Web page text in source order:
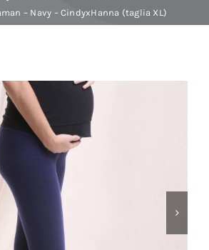
– Navy – CindyxHanna (taglia XL)